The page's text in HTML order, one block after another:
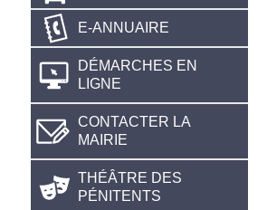
E-ANNUAIRE
DÉMARCHES EN
LIGNE
CONTACTER LA
MAIRIE
THÉÂTRE DES
PÉNITENTS